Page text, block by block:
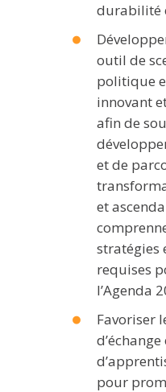
durabilité
outil de
politique
innovant
afin de
et de
et
stratégies
requises
l’Agenda
Favoriser
d’échange
pour